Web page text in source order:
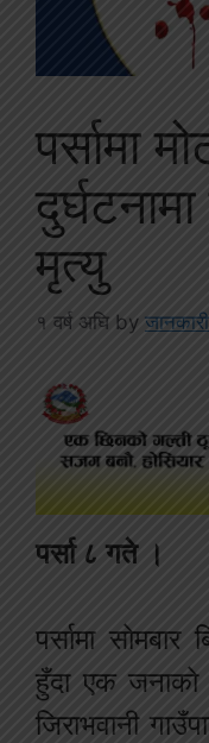
पर्सामा
मृत्यु
१ वर्ष अघि by
पर्सा ८ गते ।
पर्सामा सोमबार
हुँदा एक
जिराभवानी